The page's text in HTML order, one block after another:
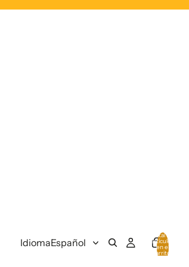
Idioma
Total de
artículos
en el
carrito: